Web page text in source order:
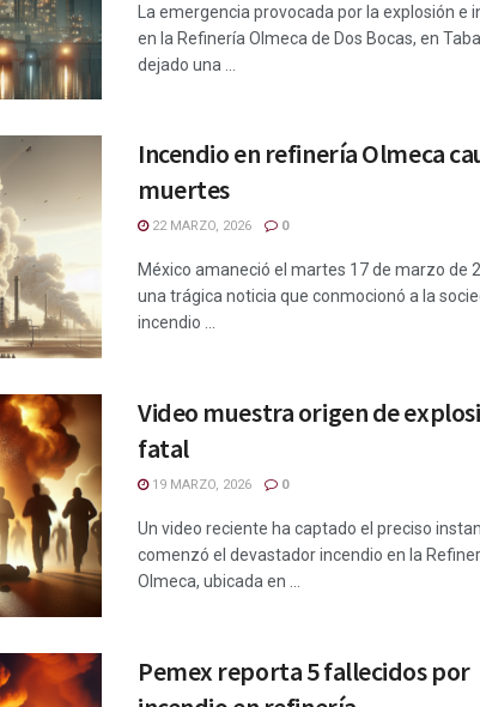
La emergencia provocada por la explosión e
en la Refinería Olmeca de Dos Bocas, en
dejado una ...
Incendio en refinería Olmeca
muertes
22 MARZO, 2026 0
México amaneció el martes 17 de marzo de
una trágica noticia que conmocionó a la
incendio ...
Video muestra origen de
fatal
19 MARZO, 2026 0
Un video reciente ha captado el preciso
comenzó el devastador incendio en la
Olmeca, ubicada en ...
Pemex reporta 5 fallecidos por